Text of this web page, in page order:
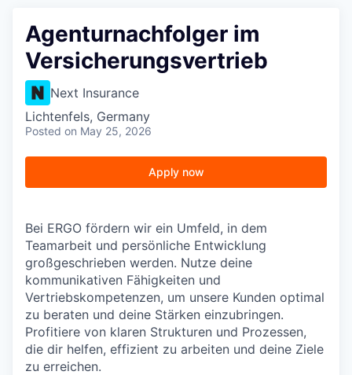
Agenturnachfolger im
Versicherungsvertrieb
Next Insurance
Lichtenfels, Germany
Posted on May 25, 2026
Apply now
Bei ERGO fördern wir ein Umfeld, in dem
Teamarbeit und persönliche Entwicklung
großgeschrieben werden. Nutze deine
kommunikativen Fähigkeiten und
Vertriebskompetenzen, um unsere Kunden optimal
zu beraten und deine Stärken einzubringen.
Profitiere von klaren Strukturen und Prozessen,
die dir helfen, effizient zu arbeiten und deine Ziele
zu erreichen.